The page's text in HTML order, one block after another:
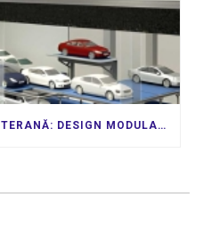
SISTEME DE PARCARE SUBTERANĂ: DESIGN MODULAR PENTRU CERINȚELE DVS. ÎN CONTINUĂ SCHIMBARE